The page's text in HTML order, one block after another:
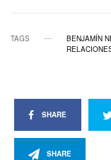
TAGS BENJAMÍN
SHARE
SHARE